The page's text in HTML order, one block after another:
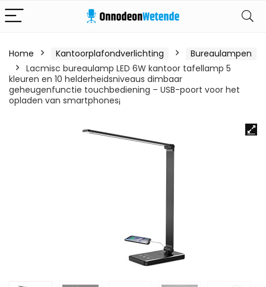
Home Kantoorplafondverlichting
Bureaulampen
Lacmisc bureaulamp LED 6W kantoor tafellamp 5
kleuren en 10 helderheidsniveaus dimbaar
geheugenfunctie touchbediening – USB-poort voor het
opladen van smartphones¡­